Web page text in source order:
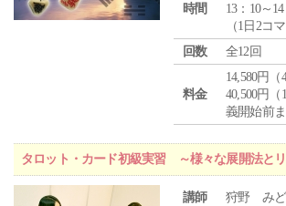
時間
13：10～
（1日2コマ
回数
全12回
料金
14,580円
40,500円
義開始前ま
タロット・カード初級実習 ～様々な展開法と
講師 狩野 みど